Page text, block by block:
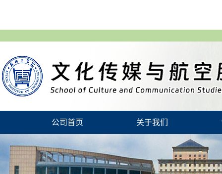
公司首页 关于我们